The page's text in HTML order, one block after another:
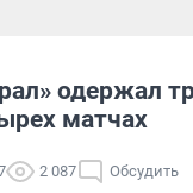
одержал
матчах
2 087 Обсудить